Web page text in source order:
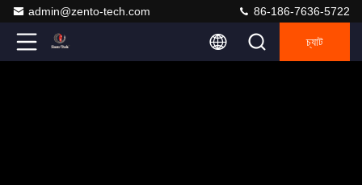
admin@zento-tech.com 86-186-7636-5722
চ্যাট